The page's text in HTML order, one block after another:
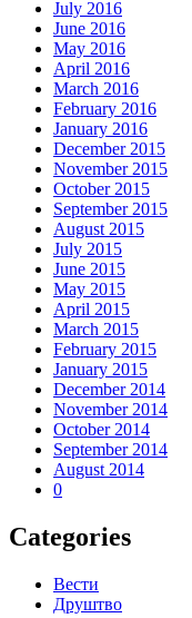
July 2016
June 2016
May 2016
April 2016
March 2016
February 2016
January 2016
December 2015
November 2015
October 2015
September 2015
August 2015
July 2015
June 2015
May 2015
April 2015
March 2015
February 2015
January 2015
December 2014
November 2014
October 2014
September 2014
August 2014
0
Categories
Вести
Друштво